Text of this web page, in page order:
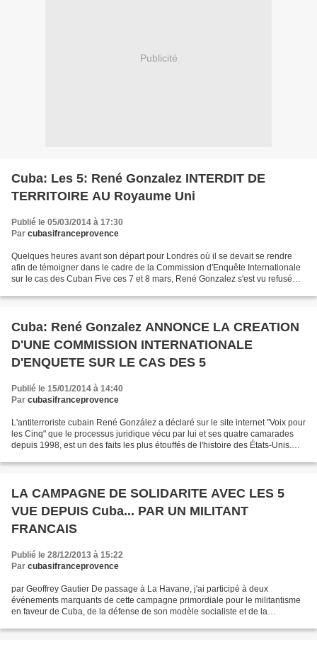
Publicité
Cuba: Les 5: René Gonzalez INTERDIT DE
TERRITOIRE AU Royaume Uni
Publié le 05/03/2014 à 17:30
Par cubasifranceprovence
Quelques heures avant son départ pour Londres où il se devait se rendre
afin de témoigner dans le cadre de la Commission d'Enquête Internationale
sur le cas des Cuban Five ces 7 et 8 mars, René Gonzalez s'est vu refusé
Cuba: René Gonzalez ANNONCE LA CREATION
D'UNE COMMISSION INTERNATIONALE
D'ENQUETE SUR LE CAS DES 5
Publié le 15/01/2014 à 14:40
Par cubasifranceprovence
L'antiterroriste cubain René González a déclaré sur le site internet "Voix pour
les Cinq" que le processus juridique vécu par lui et ses quatre camarades
depuis 1998, est un des faits les plus étouffés de l'histoire des États-Unis.
LA CAMPAGNE DE SOLIDARITE AVEC LES 5
VUE DEPUIS Cuba... PAR UN MILITANT
FRANCAIS
Publié le 28/12/2013 à 15:22
Par cubasifranceprovence
par Geoffrey Gautier De passage à La Havane, j'ai participé à deux
événements marquants de cette campagne primordiale pour le militantisme
en faveur de Cuba, de la défense de son modèle socialiste et de la